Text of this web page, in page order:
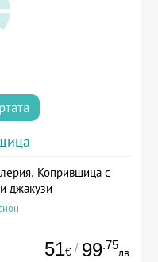
Копривщица с
джакузи
51€ / 99.75
лв.